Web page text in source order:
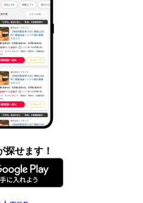
探せます！